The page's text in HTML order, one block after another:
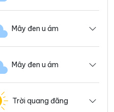
Mây đen u ám
Mây đen u ám
Trời quang đãng